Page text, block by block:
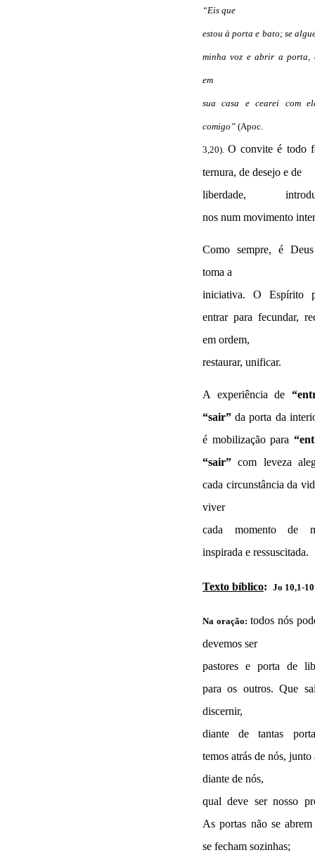
“Eis que
estou à porta e bato; se
minha voz e abrir a porta,
em
sua casa e cearei com
comigo” (Apoc.
3,20).O convite é todo
ternura, de desejo e de
liberdade,
nosnum movimento
Como sempre, é
toma a
iniciativa. O Espírito
entrar para fecundar,
em ordem,
restaurar, unificar.
A experiência de
“sair”da porta da
é mobilizaçãopara
“sair” com leveza
cada circunstância da
viver
cada momento de
inspirada e ressuscitada.
Texto bíblico: Jo 10,1-10
Na oração: todos nós
devemos ser
pastores e porta de
para os outros.Que
discernir,
diante de tantas
temos atrás de nós, junto
diante de nós,
qual deve ser nosso
As portas não se
se fecham sozinhas;